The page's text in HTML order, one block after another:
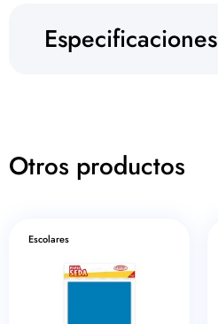
Especificaciones
Otros productos
Escolares